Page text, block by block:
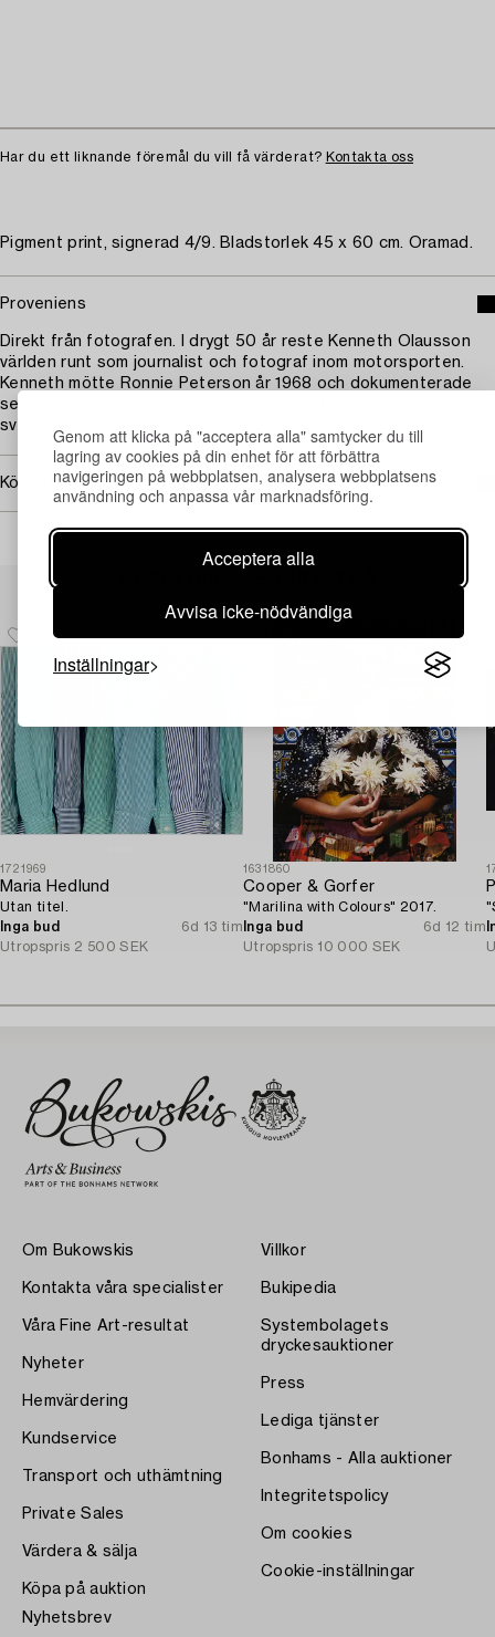
Genom att klicka på "acceptera alla" samtycker du till
lagring av cookies på din enhet för att förbättra
navigeringen på webbplatsen, analysera webbplatsens
användning och anpassa vår marknadsföring.
Acceptera alla
Avvisa icke-nödvändiga
Inställningar
Har du ett liknande föremål du vill få värderat? Kontakta oss
Pigment print, signerad 4/9. Bladstorlek 45 x 60 cm. Oramad.
Proveniens
Direkt från fotografen. I drygt 50 år reste Kenneth Olausson
världen runt som journalist och fotograf inom motorsporten.
Kenneth mötte Ronnie Peterson år 1968 och dokumenterade
sedan sina resor med Ronnie genom 48 Grands Prix av
svenskens 123 GP-starter.
Köpinformation
1721969
Maria Hedlund
Utan titel.
Inga bud
6d 13 tim
Utropspris 2 500 SEK
1631860
Cooper & Gorfer
"Marilina with Colours" 2017.
Inga bud
6d 12 tim
Utropspris 10 000 SEK
Om Bukowskis
Kontakta våra specialister
Våra Fine Art-resultat
Nyheter
Hemvärdering
Kundservice
Transport och uthämtning
Private Sales
Värdera & sälja
Köpa på auktion
Villkor
Bukipedia
Systembolagets
dryckesauktioner
Press
Lediga tjänster
Bonhams - Alla auktioner
Integritetspolicy
Om cookies
Cookie-inställningar
Nyhetsbrev